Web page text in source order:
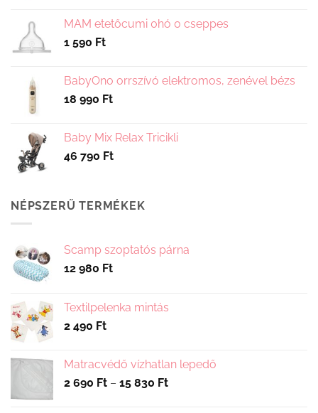
választhatók
MAM etetőcumi 0hó 0 cseppes
1 590 Ft
BabyOno orrszívó elektromos, zenével bézs
18 990 Ft
Baby Mix Relax Tricikli
46 790 Ft
NÉPSZERŰ TERMÉKEK
Scamp szoptatós párna
12 980 Ft
Textilpelenka mintás
2 490 Ft
Matracvédő vízhatlan lepedő
2 690 Ft – 15 830 FtÁrtartomány: